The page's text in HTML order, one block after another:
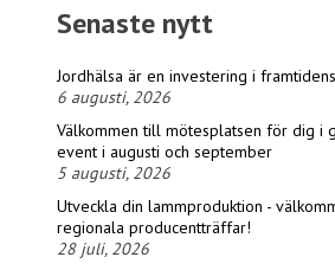
Senaste nytt
Jordhälsa är en investering i
6 augusti, 2026
Välkommen till mötesplatsen för dig i
event i augusti och september
5 augusti, 2026
Utveckla din lammproduktion -
regionala producentträffar!
28 juli, 2026